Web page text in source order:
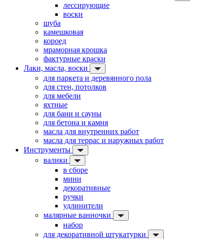
лессирующие
воски
шуба
камешковая
короед
мраморная крошка
фактурные краски
Лаки, масла, воски
для паркета и деревянного пола
для стен, потолков
для мебели
яхтные
для бани и сауны
для бетона и камня
масла для внутренних работ
масла для террас и наружных работ
Инструменты
валики
в сборе
мини
декоративные
ручки
удлинители
малярные ванночки
набор
для декоративной штукатурки